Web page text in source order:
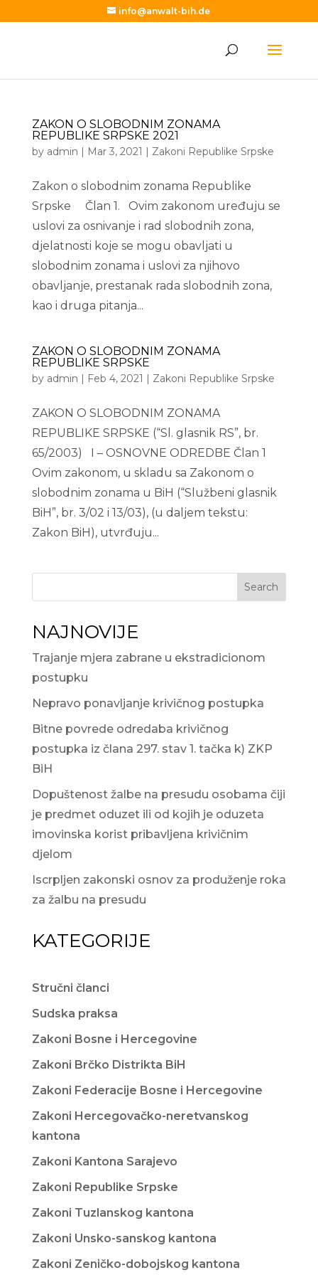
info@anwalt-bih.de
ZAKON O SLOBODNIM ZONAMA
REPUBLIKE SRPSKE 2021
by admin | Mar 3, 2021 | Zakoni Republike Srpske
Zakon o slobodnim zonama Republike
Srpske Član 1. Ovim zakonom uređuju se
uslovi za osnivanje i rad slobodnih zona,
djelatnosti koje se mogu obavljati u
slobodnim zonama i uslovi za njihovo
obavljanje, prestanak rada slobodnih zona,
kao i druga pitanja...
ZAKON O SLOBODNIM ZONAMA
REPUBLIKE SRPSKE
by admin | Feb 4, 2021 | Zakoni Republike Srpske
ZAKON O SLOBODNIM ZONAMA
REPUBLIKE SRPSKE (“Sl. glasnik RS”, br.
65/2003) I – OSNOVNE ODREDBE Član 1
Ovim zakonom, u skladu sa Zakonom o
slobodnim zonama u BiH (“Službeni glasnik
BiH”, br. 3/02 i 13/03), (u daljem tekstu:
Zakon BiH), utvrđuju...
Search
NAJNOVIJE
Trajanje mjera zabrane u ekstradicionom
postupku
Nepravo ponavljanje krivičnog postupka
Bitne povrede odredaba krivičnog
postupka iz člana 297. stav 1. tačka k) ZKP
BiH
Dopuštenost žalbe na presudu osobama čiji
je predmet oduzet ili od kojih je oduzeta
imovinska korist pribavljena krivičnim
djelom
Iscrpljen zakonski osnov za produženje roka
za žalbu na presudu
KATEGORIJE
Stručni članci
Sudska praksa
Zakoni Bosne i Hercegovine
Zakoni Brčko Distrikta BiH
Zakoni Federacije Bosne i Hercegovine
Zakoni Hercegovačko-neretvanskog
kantona
Zakoni Kantona Sarajevo
Zakoni Republike Srpske
Zakoni Tuzlanskog kantona
Zakoni Unsko-sanskog kantona
Zakoni Zeničko-dobojskog kantona